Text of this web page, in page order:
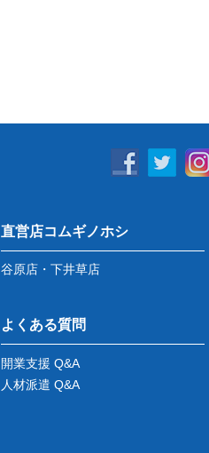
直営店コムギノホシ
谷原店・下井草店
よくある質問
開業支援 Q&A
人材派遣 Q&A